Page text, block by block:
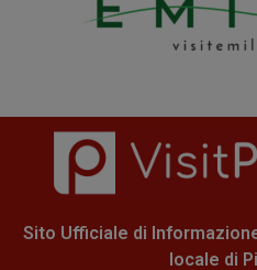
Sito Ufficiale di
locale di